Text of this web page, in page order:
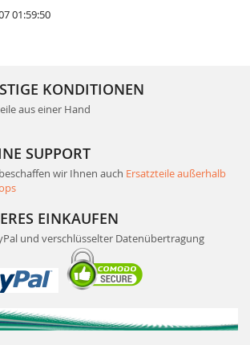
01:59:50
KONDITIONEN
aus einer Hand
SUPPORT
wir Ihnen auch Ersatzteile außerhalb
EINKAUFEN
und verschlüsselter Datenübertragung